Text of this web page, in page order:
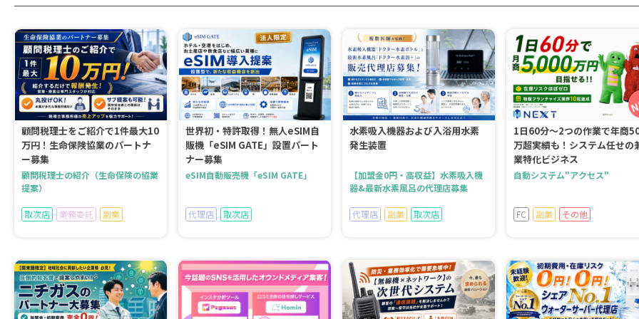
顧問税理士をご紹介で1件最大10
万円！生命保険協業のパートナ
ー募集
顧問税理士の紹介（生命保険の協業
提案）
取次店 業務委託 副業
世界初・特許取得！無人eSIM自
販機「eSIM GATE」設置パート
ナー募集
eSIM自動販売機「eSIM GATE」
代理店 取次店
水素吸入機器および入浴用水素
発生装置
【加盟金0円・高収益】水素吸入機
器&最新水素風呂の代理店募集
代理店 副業 取次店
1日60分～2つの作業で年商
万超実績も！システム任せの
業特化ビジネス
自動システム"アクセス"
FC 副業 その他